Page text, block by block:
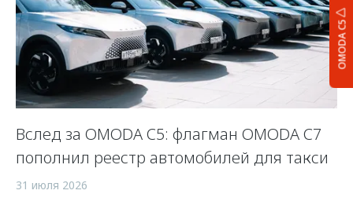
OMODA C5
Вслед за OMODA C5: флагман OMODA C7
пополнил реестр автомобилей для такси
31 июля 2026